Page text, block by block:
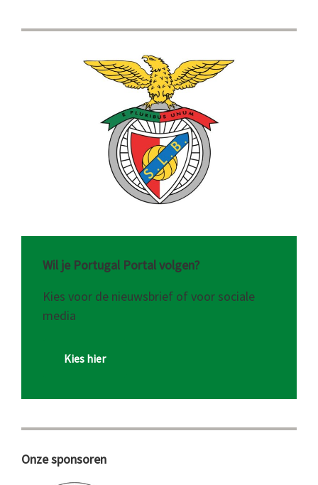
website
Wil je Portugal Portal volgen?
Kies voor de nieuwsbrief of voor sociale
media
Kies hier
Onze sponsoren